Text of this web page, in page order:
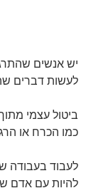
יש אנשים
לעשות דברים
ביטול עצמי
כמו הכרח או
לעבוד בעבודה
להיות עם אדם